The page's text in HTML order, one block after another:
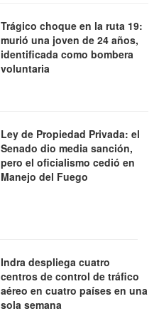
Trágico choque en la ruta 19:
murió una joven de 24 años,
identificada como bombera
voluntaria
Ley de Propiedad Privada: el
Senado dio media sanción,
pero el oficialismo cedió en
Manejo del Fuego
Indra despliega cuatro
centros de control de tráfico
aéreo en cuatro países en una
sola semana